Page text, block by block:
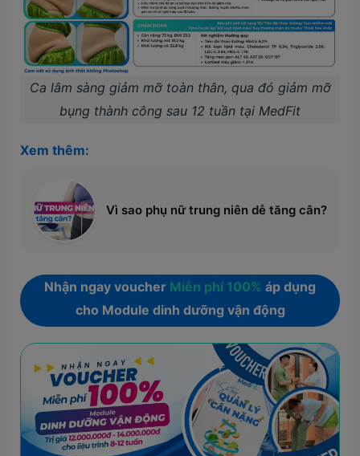
Ca lâm sàng giảm mỡ toàn thân, qua đó giảm mỡ
bụng thành công sau 12 tuần tại MedFit
Xem thêm:
Vì sao phụ nữ trung niên dễ tăng cân?
Nhận ngay voucher Miễn phí 100% áp dụng
cho Module dinh dưỡng vận động